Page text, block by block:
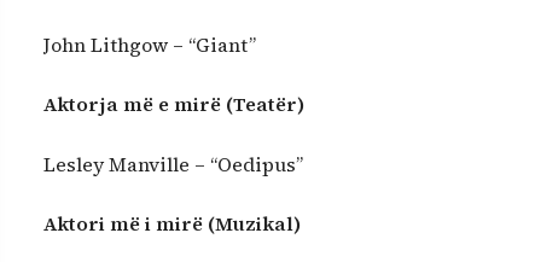
John Lithgow – “Giant”
Aktorja më e mirë (Teatër)
Lesley Manville – “Oedipus”
Aktori më i mirë (Muzikal)